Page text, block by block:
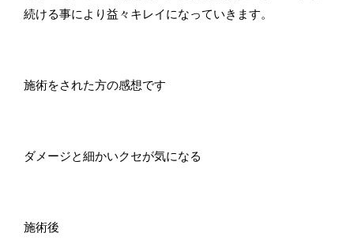
続ける事により益々キレイになっていきます。
施術をされた方の感想です
ダメージと細かいクセが気になる
施術後